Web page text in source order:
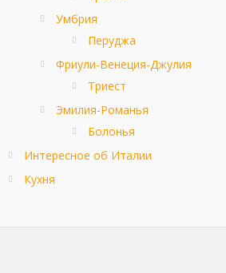
Умбрия
Перуджа
Фриули-Венеция-Джулия
Триест
Эмилия-Романья
Болонья
Интересное об Италии
Кухня